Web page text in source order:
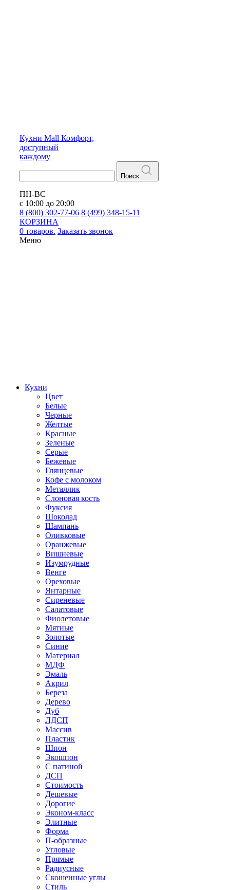
Кухни Mall Комфорт,
доступный
каждому
Поиск
ПН-ВС
с 10:00 до 20:00
8 (800) 302-77-06 8 (499) 348-15-11
КОРЗИНА
0 товаров. Заказать звонок
Меню
Кухни
Цвет
Белые
Черные
Желтые
Красные
Зеленые
Серые
Бежевые
Глянцевые
Кофе с молоком
Металлик
Слоновая кость
Фуксия
Шоколад
Шампань
Оливковые
Оранжевые
Вишневые
Изумрудные
Венге
Ореховые
Янтарные
Сиреневые
Салатовые
Фиолетовые
Мятные
Золотые
Синие
Материал
МДФ
Эмаль
Акрил
Береза
Дерево
Дуб
ЛДСП
Массив
Пластик
Шпон
Экошпон
С патиной
ДСП
Стоимость
Дешевые
Дорогие
Эконом-класс
Элитные
Форма
П-образные
Угловые
Прямые
Радиусные
Скошенные углы
Стиль